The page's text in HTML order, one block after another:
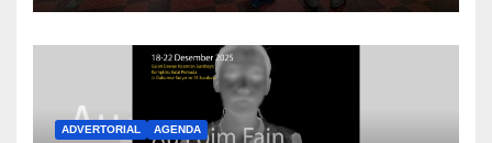
ADVERTORIAL AGENDA